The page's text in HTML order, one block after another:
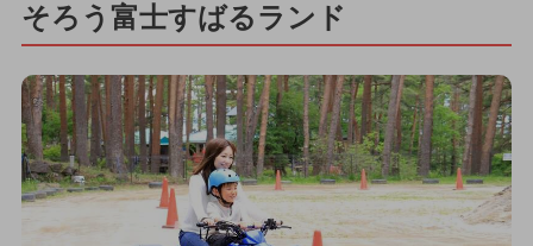
そろう富士すばるランド